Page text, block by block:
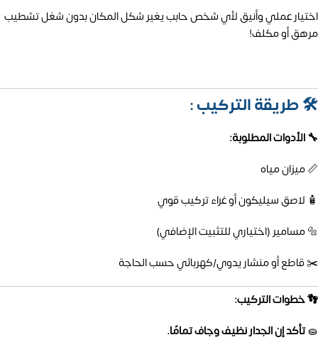
اختيار عملي وأنيق لأي شخص حابب يغير شكل المكان بدون شغل تشطيب
مرهق أو مكلف!
🛠️طريقة التركيب :
🔧 الأدوات المطلوبة:
📏 ميزان مياه
🧴 لاصق سيليكون أو غراء تركيب قوي
🔩 مسامير (اختياري للتثبيت الإضافي)
✂️ قاطع أو منشار يدوي/كهربائي حسب الحاجة
👣 خطوات التركيب:
🧽تأكد إن الجدار نظيف وجاف تمامًا.